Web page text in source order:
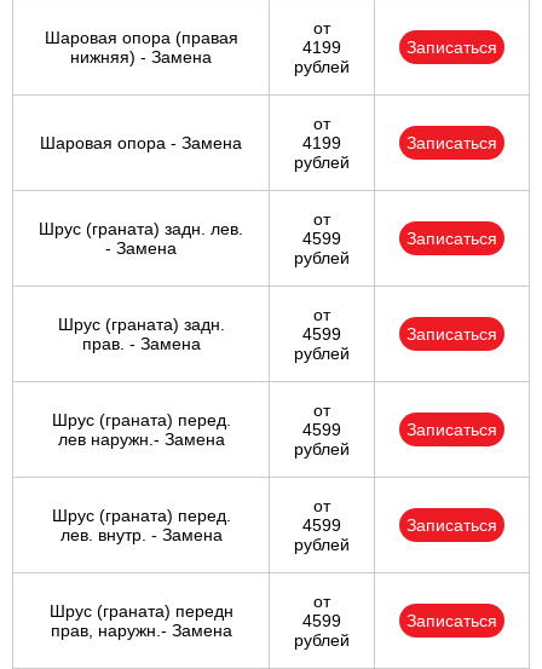
Шаровая опора (правая
нижняя) - Замена
от
4199
рублей
Записаться
Шаровая опора - Замена
от
4199
рублей
Записаться
Шрус (граната) задн. лев.
- Замена
от
4599
рублей
Записаться
Шрус (граната) задн.
прав. - Замена
от
4599
рублей
Записаться
Шрус (граната) перед.
лев наружн.- Замена
от
4599
рублей
Записаться
Шрус (граната) перед.
лев. внутр. - Замена
от
4599
рублей
Записаться
Шрус (граната) передн
прав, наружн.- Замена
от
4599
рублей
Записаться